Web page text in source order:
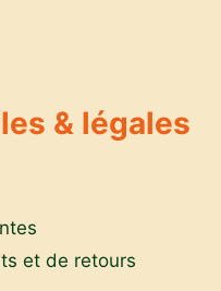
& légales
et de retours